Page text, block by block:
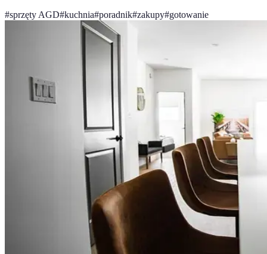
#sprzęty AGD#kuchnia#poradnik#zakupy#gotowanie